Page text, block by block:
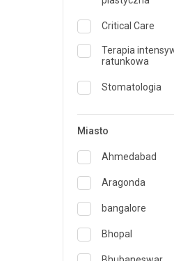
Critical Care
Terapia
ratunkowa
Stomatologia
Endokrynologia i
Miasto
Ahmedabad
Aragonda
bangalore
Bhopal